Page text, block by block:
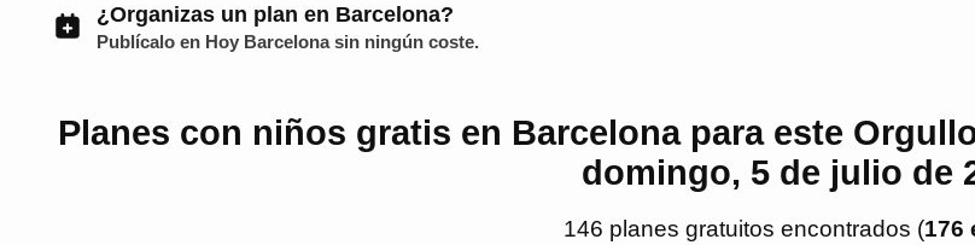
¿Organizas un plan en Barcelona?
Publícalo en Hoy Barcelonasin ningún coste.
Planes con niños gratis en Barcelona para este
domingo, 5 de julio de
146 planes gratuitos encontrados (176